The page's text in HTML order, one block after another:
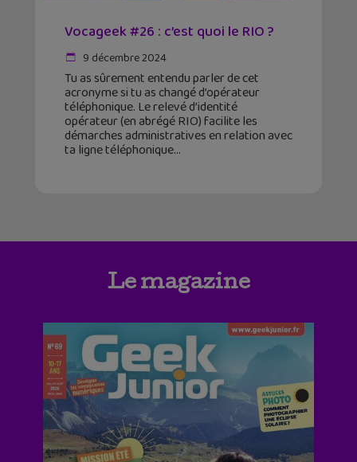
Vocageek #26 : c’est quoi le RIO ?
9 décembre 2024
Tu as sûrement entendu parler de cet
acronyme si tu as changé d’opérateur
téléphonique. Le relevé d’identité
opérateur (en abrégé RIO) facilite les
démarches administratives en relation avec
ta ligne téléphonique
Le magazine